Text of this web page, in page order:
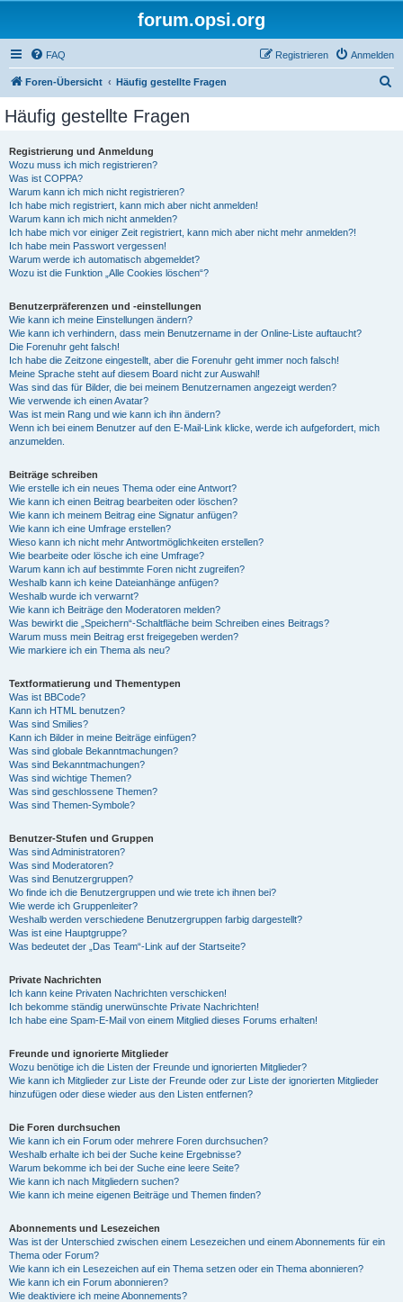
forum.opsi.org
FAQ Anmelden
Registrieren
Foren-Übersicht Häufig gestellte Fragen
Häufig gestellte Fragen
Registrierung und Anmeldung
Wozu muss ich mich registrieren?
Was ist COPPA?
Warum kann ich mich nicht registrieren?
Ich habe mich registriert, kann mich aber nicht anmelden!
Warum kann ich mich nicht anmelden?
Ich habe mich vor einiger Zeit registriert, kann mich aber nicht mehr anmelden?!
Ich habe mein Passwort vergessen!
Warum werde ich automatisch abgemeldet?
Wozu ist die Funktion „Alle Cookies löschen“?
Benutzerpräferenzen und -einstellungen
Wie kann ich meine Einstellungen ändern?
Wie kann ich verhindern, dass mein Benutzername in der Online-Liste auftaucht?
Die Forenuhr geht falsch!
Ich habe die Zeitzone eingestellt, aber die Forenuhr geht immer noch falsch!
Meine Sprache steht auf diesem Board nicht zur Auswahl!
Was sind das für Bilder, die bei meinem Benutzernamen angezeigt werden?
Wie verwende ich einen Avatar?
Was ist mein Rang und wie kann ich ihn ändern?
Wenn ich bei einem Benutzer auf den E-Mail-Link klicke, werde ich aufgefordert, mich
anzumelden.
Beiträge schreiben
Wie erstelle ich ein neues Thema oder eine Antwort?
Wie kann ich einen Beitrag bearbeiten oder löschen?
Wie kann ich meinem Beitrag eine Signatur anfügen?
Wie kann ich eine Umfrage erstellen?
Wieso kann ich nicht mehr Antwortmöglichkeiten erstellen?
Wie bearbeite oder lösche ich eine Umfrage?
Warum kann ich auf bestimmte Foren nicht zugreifen?
Weshalb kann ich keine Dateianhänge anfügen?
Weshalb wurde ich verwarnt?
Wie kann ich Beiträge den Moderatoren melden?
Was bewirkt die „Speichern“-Schaltfläche beim Schreiben eines Beitrags?
Warum muss mein Beitrag erst freigegeben werden?
Wie markiere ich ein Thema als neu?
Textformatierung und Thementypen
Was ist BBCode?
Kann ich HTML benutzen?
Was sind Smilies?
Kann ich Bilder in meine Beiträge einfügen?
Was sind globale Bekanntmachungen?
Was sind Bekanntmachungen?
Was sind wichtige Themen?
Was sind geschlossene Themen?
Was sind Themen-Symbole?
Benutzer-Stufen und Gruppen
Was sind Administratoren?
Was sind Moderatoren?
Was sind Benutzergruppen?
Wo finde ich die Benutzergruppen und wie trete ich ihnen bei?
Wie werde ich Gruppenleiter?
Weshalb werden verschiedene Benutzergruppen farbig dargestellt?
Was ist eine Hauptgruppe?
Was bedeutet der „Das Team“-Link auf der Startseite?
Private Nachrichten
Ich kann keine Privaten Nachrichten verschicken!
Ich bekomme ständig unerwünschte Private Nachrichten!
Ich habe eine Spam-E-Mail von einem Mitglied dieses Forums erhalten!
Freunde und ignorierte Mitglieder
Wozu benötige ich die Listen der Freunde und ignorierten Mitglieder?
Wie kann ich Mitglieder zur Liste der Freunde oder zur Liste der ignorierten Mitglieder
hinzufügen oder diese wieder aus den Listen entfernen?
Die Foren durchsuchen
Wie kann ich ein Forum oder mehrere Foren durchsuchen?
Weshalb erhalte ich bei der Suche keine Ergebnisse?
Warum bekomme ich bei der Suche eine leere Seite?
Wie kann ich nach Mitgliedern suchen?
Wie kann ich meine eigenen Beiträge und Themen finden?
Abonnements und Lesezeichen
Was ist der Unterschied zwischen einem Lesezeichen und einem Abonnements für ein
Thema oder Forum?
Wie kann ich ein Lesezeichen auf ein Thema setzen oder ein Thema abonnieren?
Wie kann ich ein Forum abonnieren?
Wie deaktiviere ich meine Abonnements?